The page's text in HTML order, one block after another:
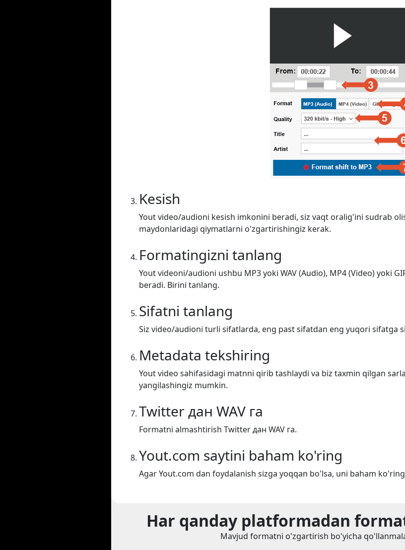
Kesish
Yout video/audioni kesish imkonini beradi, siz vaqt oralig'ini sudrab
maydonlaridagi qiymatlarni o'zgartirishingiz kerak.
Formatingizni tanlang
Yout videoni/audioni ushbu MP3 yoki WAV (Audio), MP4 (Video) yoki
beradi. Birini tanlang.
Sifatni tanlang
Siz video/audioni turli sifatlarda, eng past sifatdan eng yuqori sifatga
Metadata tekshiring
Yout video sahifasidagi matnni qirib tashlaydi va biz taxmin qilgan
yangilashingiz mumkin.
Twitter дан WAV га
Formatni almashtirish Twitter дан WAV га.
Yout.com saytini baham ko'ring
Agar Yout.com dan foydalanish sizga yoqqan bo'lsa, uni baham
Har qanday platformadan
Mavjud formatni o'zgartirish bo'yicha